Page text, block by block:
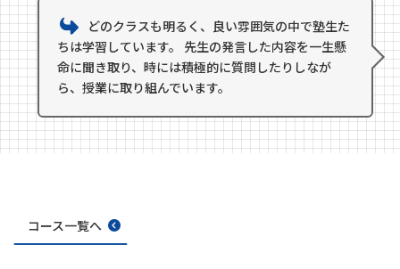
どのクラスも明るく、良い雰囲気の中で塾生た
ちは学習しています。 先生の発言した内容を一生懸
命に聞き取り、時には積極的に質問したりしなが
ら、授業に取り組んでいます。
コース一覧へ